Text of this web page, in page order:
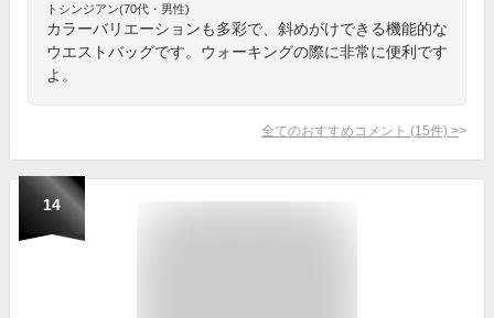
トシンジアン(70代・男性)
カラーバリエーションも多彩で、斜めがけできる機能的な
ウエストバッグです。ウォーキングの際に非常に便利です
よ。
全てのおすすめコメント (15件) >
14